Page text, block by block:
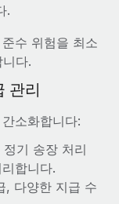
와의 통합과
디서든 업무에 가
하도록 돕는 것
에서 글로벌
.
수 위험을 최소
다.
관리
소화합니다:
기 송장 처리
합니다.
, 다양한 지급 수